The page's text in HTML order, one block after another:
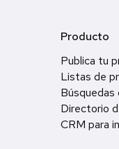
Producto
Publica tu
Listas de
Búsquedas
Directorio
CRM para